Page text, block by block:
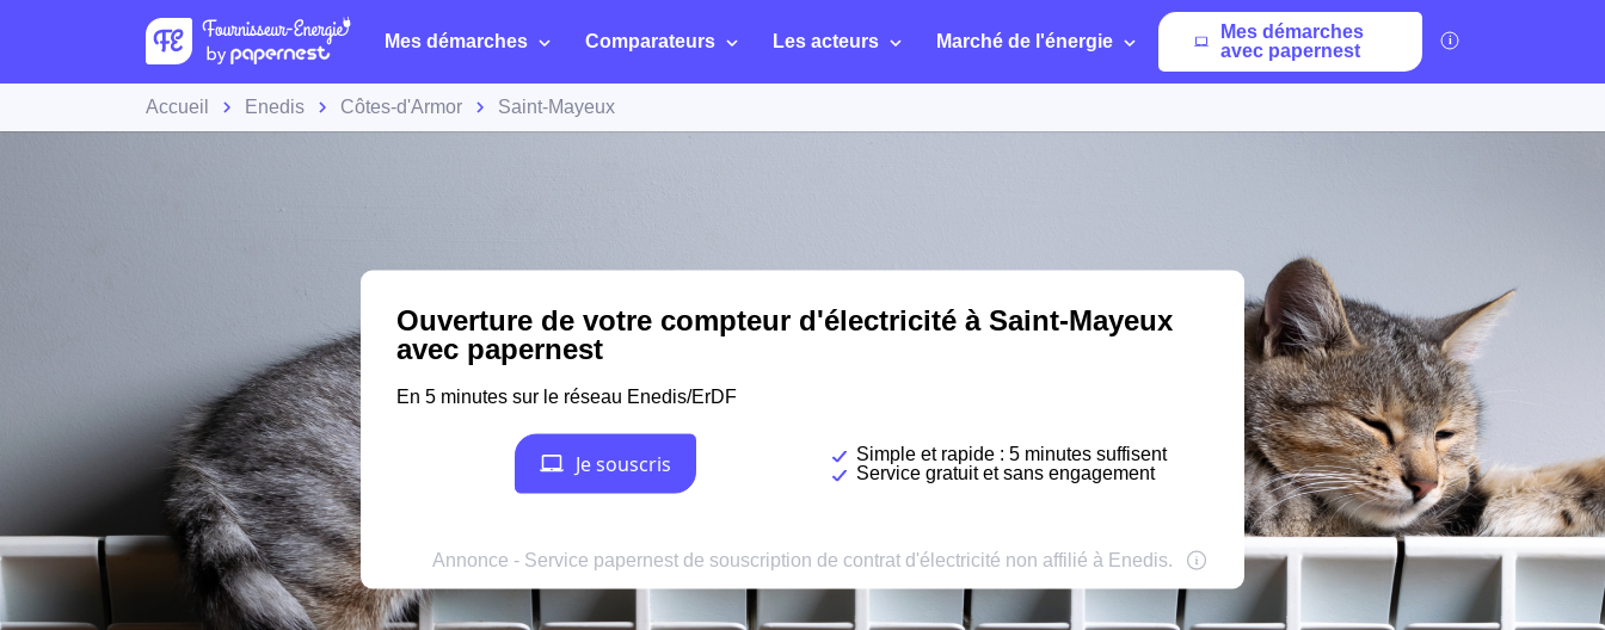
Mes démarches Comparateurs Les acteurs Marché de l'énergie
Mes démarches
avec papernest
Accueil Enedis Côtes-d'Armor Saint-Mayeux